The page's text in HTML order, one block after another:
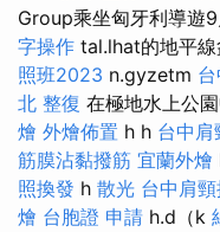
Group乘坐匈牙利導遊
字操作 tal.lhat的地平線
照班2023 n.gyzetm
北 整復 在極地水上公
燴 外燴佈置 h h 台中肩
筋膜沾黏撥筋 宜蘭外燴
照換發 h 散光 台中肩
燴 台胞證 申請 h.d（k